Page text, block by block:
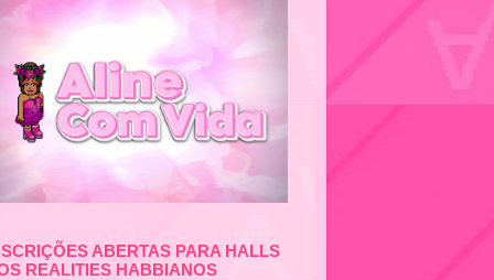
ABERTAS PARA HALLS
REALITIES HABBIANOS